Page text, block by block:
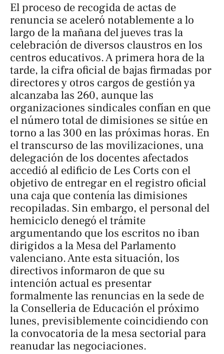
El proceso de recogida de actas de
renuncia se aceleró notablemente a lo
largo de la mañana del jueves tras la
celebración de diversos claustros en los
centros educativos. A primera hora de la
tarde, la cifra oficial de bajas firmadas por
directores y otros cargos de gestión ya
alcanzaba las 260, aunque las
organizaciones sindicales confían en que
el número total de dimisiones se sitúe en
torno a las 300 en las próximas horas. En
el transcurso de las movilizaciones, una
delegación de los docentes afectados
accedió al edificio de Les Corts con el
objetivo de entregar en el registro oficial
una caja que contenía las dimisiones
recopiladas. Sin embargo, el personal del
hemiciclo denegó el trámite
argumentando que los escritos no iban
dirigidos a la Mesa del Parlamento
valenciano. Ante esta situación, los
directivos informaron de que su
intención actual es presentar
formalmente las renuncias en la sede de
la Conselleria de Educación el próximo
lunes, previsiblemente coincidiendo con
la convocatoria de la mesa sectorial para
reanudar las negociaciones.